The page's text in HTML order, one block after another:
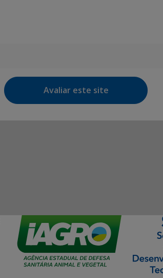
Avaliar este site